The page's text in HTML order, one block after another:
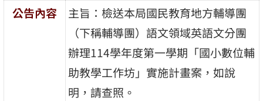
公告內容
主旨：檢送本局國民教育地方輔導團
（下稱輔導團）語文領域英語文分團
辦理114學年度第一學期「國小數位輔
助教學工作坊」實施計畫案，如說
明，請查照。